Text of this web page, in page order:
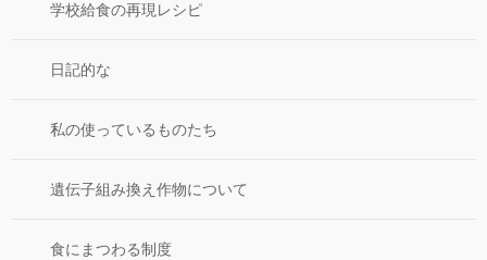
学校給食の再現レシピ
日記的な
私の使っているものたち
遺伝子組み換え作物について
食にまつわる制度